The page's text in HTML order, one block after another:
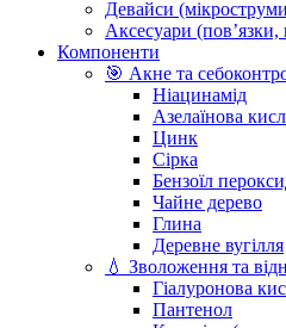
Девайси
Аксесуари
Компоненти
🎯 Акне та
Ніацинамід
Азелаїнова
Цинк
Сірка
Бензоїл
Чайне дерево
Глина
Деревне вугілля
💧 Зволоження та
Гіалуронова
Пантенол